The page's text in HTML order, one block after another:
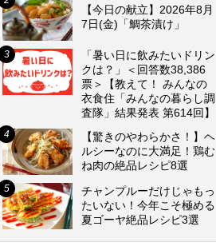
【今日の献立】2026年8月
7日(金)「鯛茶漬け」
「暑い日に飲みたいドリン
クは？」＜回答数38,386
票＞【教えて！ みんなの
衣食住「みんなの暮らし調
査隊」結果発表 第614回】
【驚きのやわらかさ！】ヘ
ルシーなのに大満足！鶏む
ね肉の絶品レシピ8選
チャンプルーだけじゃもっ
たいない！今年こそ極める
夏ゴーヤ絶品レシピ3選